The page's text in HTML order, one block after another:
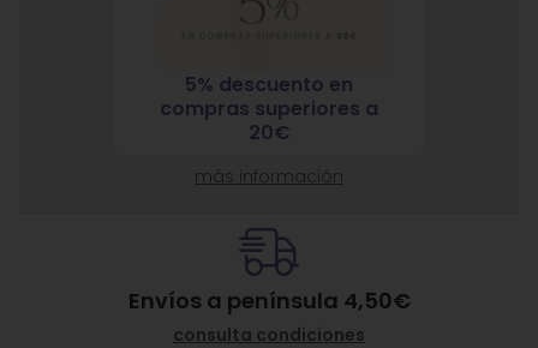
5% descuento en
compras superiores a
20€
más información
Envíos a península 4,50€
consulta condiciones